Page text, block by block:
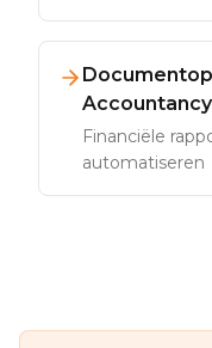
Accountancy
Financiële
automatiseren